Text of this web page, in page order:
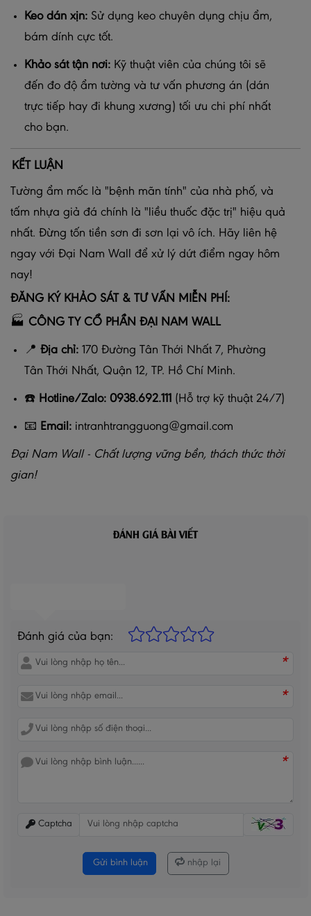
Keo dán xịn: Sử dụng keo chuyên dụng chịu ẩm,
bám dính cực tốt.
Khảo sát tận nơi: Kỹ thuật viên của chúng tôi sẽ
đến đo độ ẩm tường và tư vấn phương án (dán
trực tiếp hay đi khung xương) tối ưu chi phí nhất
cho bạn.
KẾT LUẬN
Tường ẩm mốc là "bệnh mãn tính" của nhà phố, và
tấm nhựa giả đá chính là "liều thuốc đặc trị" hiệu quả
nhất. Đừng tốn tiền sơn đi sơn lại vô ích. Hãy liên hệ
ngay với Đại Nam Wall để xử lý dứt điểm ngay hôm
nay!
ĐĂNG KÝ KHẢO SÁT & TƯ VẤN MIỄN PHÍ:
🏭 CÔNG TY CỔ PHẦN ĐẠI NAM WALL
📍 Địa chỉ: 170 Đường Tân Thới Nhất 7, Phường
Tân Thới Nhất, Quận 12, TP. Hồ Chí Minh.
☎️ Hotline/Zalo: 0938.692.111 (Hỗ trợ kỹ thuật 24/7)
📧 Email: intranhtrangguong@gmail.com
Đại Nam Wall - Chất lượng vững bền, thách thức thời
gian!
ĐÁNH GIÁ BÀI VIẾT
Đánh giá của bạn:
*
*
*
Captcha
Gửi bình luận nhập lại